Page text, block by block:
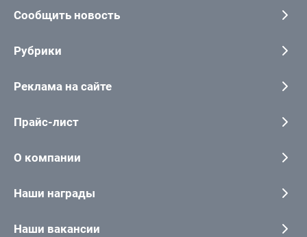
Сообщить новость
Рубрики
Реклама на сайте
Прайс-лист
О компании
Наши награды
Наши вакансии